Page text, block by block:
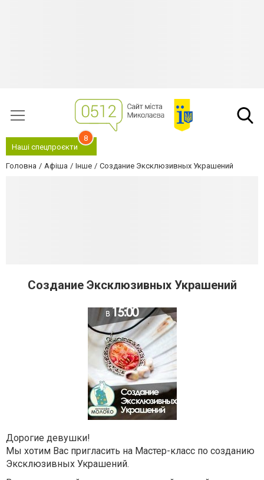
Наші спецпроєкти
8
Головна Афіша Інше Создание Эксклюзивных Украшений
Создание Эксклюзивных Украшений
Дорогие девушки!
Мы хотим Вас пригласить на Мастер-класс по созданию
Эксклюзивных Украшений.